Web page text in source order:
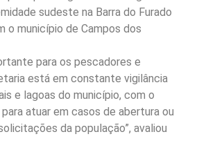
sudeste na Barra do Furado
o município de Campos dos
para os pescadores e
está em constante vigilância
e lagoas do município, com o
atuar em casos de abertura ou
da população”, avaliou